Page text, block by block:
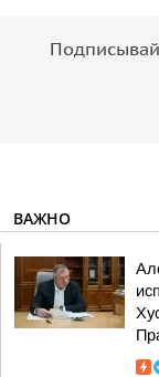
ВАЖНО